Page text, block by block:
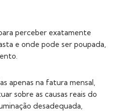
perceber exatamente
e onde pode ser poupada,
apenas na fatura mensal,
sobre as causas reais do
desadequada,